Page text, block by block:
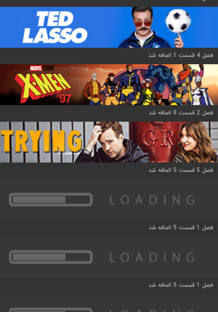
فصل 4 قسمت 1 اضافه شد
فصل 2 قسمت 8 اضافه شد
فصل 5 قسمت 5 اضافه شد
فصل 1 قسمت 5 اضافه شد
فصل 1 قسمت 5 اضافه شد